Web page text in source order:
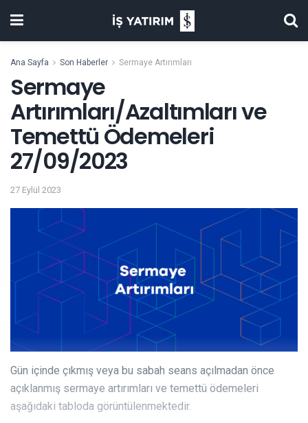
Ana Sayfa Son Haberler Sermaye Artırımları
Sermaye
Artırımları/Azaltımları ve
Temettü Ödemeleri
27/09/2023
27 Eylül 2023
Gün içinde çıkmış veya bu sabah seans açılmadan önce
açıklanmış sermaye artırımları ve temettü ödemeleri
aşağıdaki tabloda görüntülenmektedir.